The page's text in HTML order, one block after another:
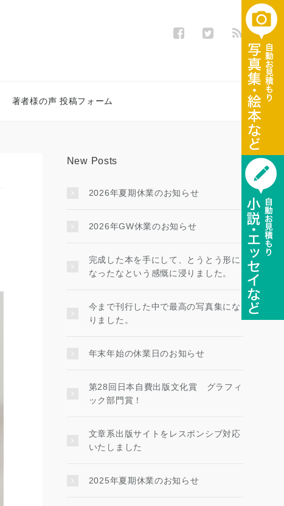
著者様の声 投稿フォーム
New Posts
2026年夏期休業のお知らせ
2026年GW休業のお知らせ
完成した本を手にして、とうとう形に
なったなという感慨に浸りました。
今まで刊行した中で最高の写真集にな
りました。
年末年始の休業日のお知らせ
第28回日本自費出版文化賞 グラフィ
ック部門賞！
文章系出版サイトをレスポンシブ対応
いたしました
2025年夏期休業のお知らせ